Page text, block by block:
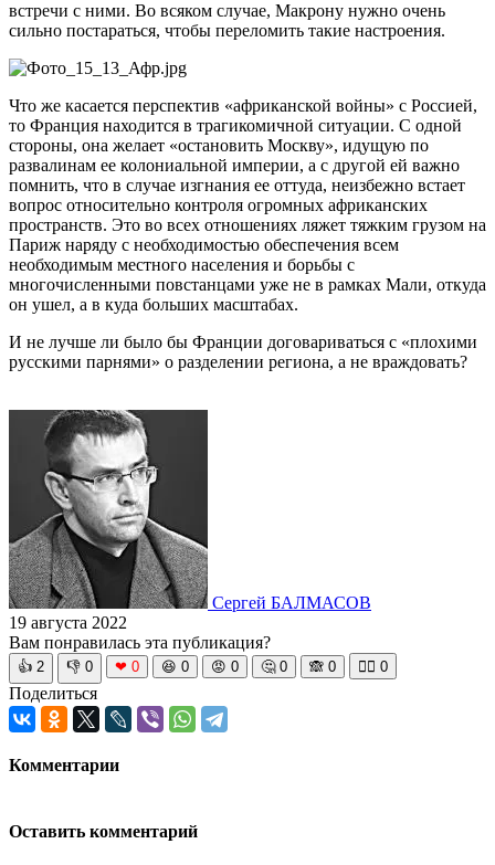
встречи с ними. Во всяком случае, Макрону нужно очень
сильно постараться, чтобы переломить такие настроения.
Что же касается перспектив «африканской войны» с Россией,
то Франция находится в трагикомичной ситуации. С одной
стороны, она желает «остановить Москву», идущую по
развалинам ее колониальной империи, а с другой ей важно
помнить, что в случае изгнания ее оттуда, неизбежно встает
вопрос относительно контроля огромных африканских
пространств. Это во всех отношениях ляжет тяжким грузом на
Париж наряду с необходимостью обеспечения всем
необходимым местного населения и борьбы с
многочисленными повстанцами уже не в рамках Мали, откуда
он ушел, а в куда больших масштабах.
И не лучше ли было бы Франции договариваться с «плохими
русскими парнями» о разделении региона, а не враждовать?
Сергей БАЛМАСОВ
19 августа 2022
Вам понравилась эта публикация?
👍 2 👎 0 ❤ 0 😆 0 😡 0 🤔 0 🙈 0 🧘‍♀️ 0
Поделиться
Комментарии
Оставить комментарий